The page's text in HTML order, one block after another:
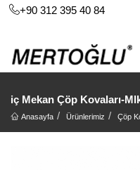
+90 312 395 40 84
iç Mekan Çöp Kovaları-
Anasayfa Ürünlerimiz Çöp